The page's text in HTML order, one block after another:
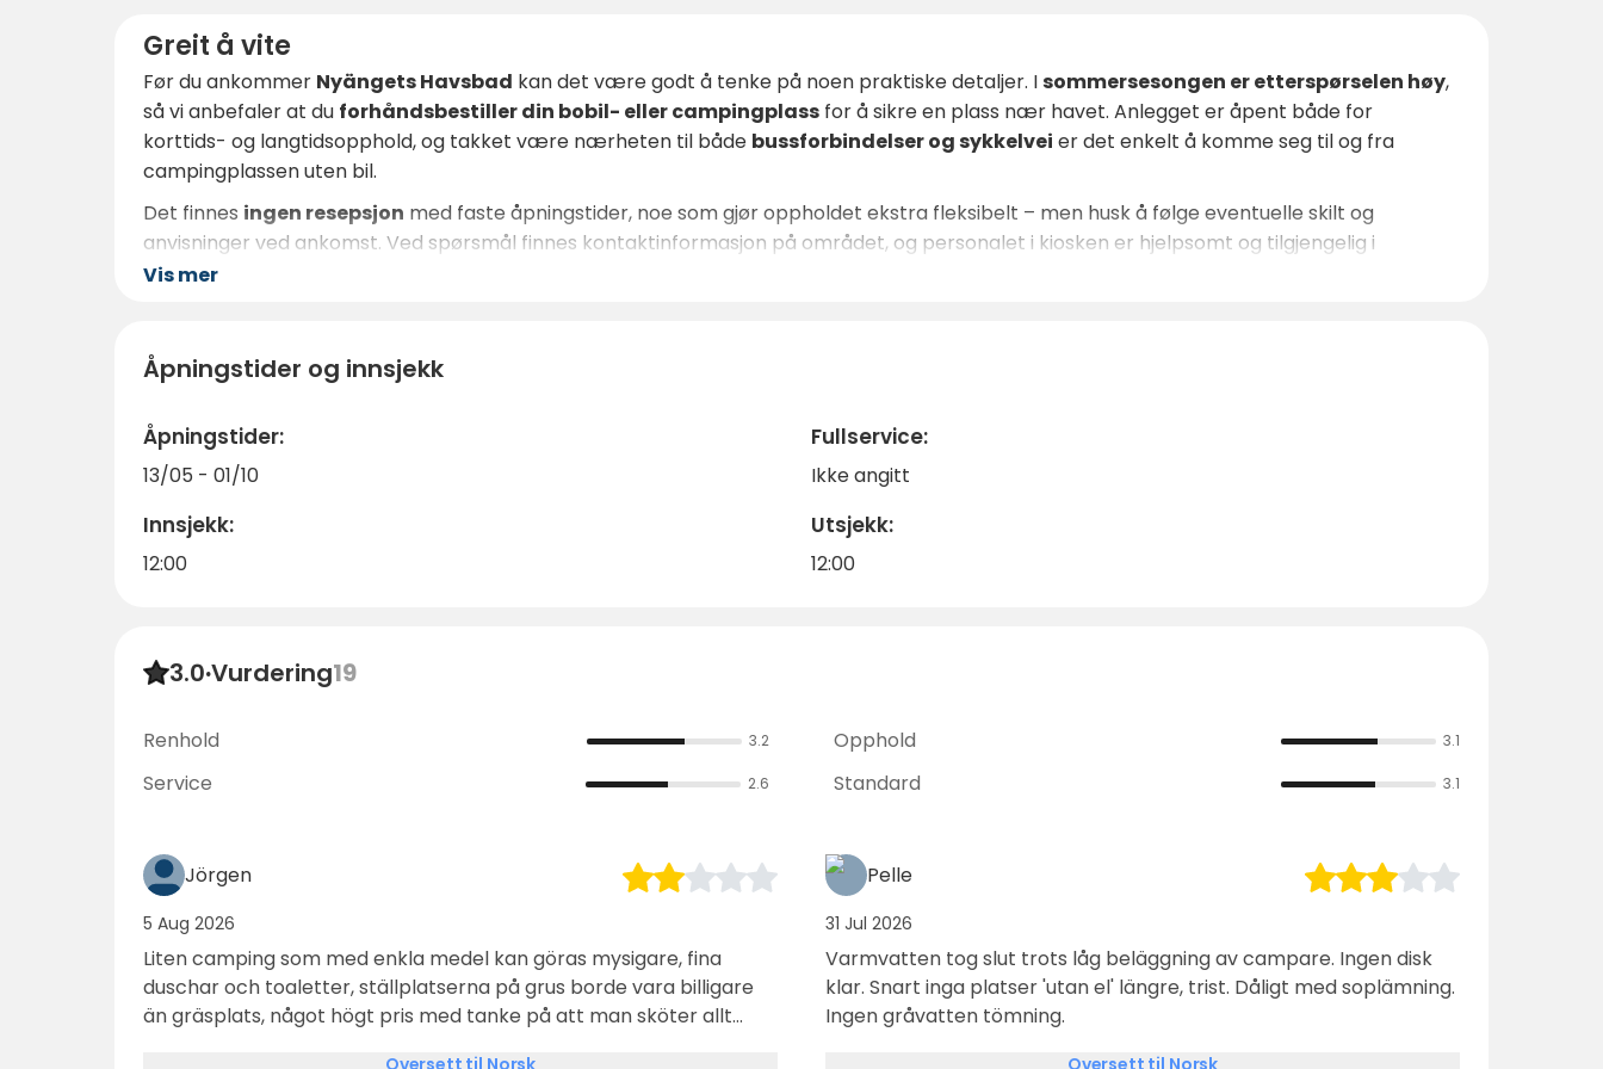
Greit å vite
Før du ankommer Nyängets Havsbad kan det være godt å tenke på noen praktiske detaljer. I sommersesongen er etterspørselen høy,
så vi anbefaler at du forhåndsbestiller din bobil- eller campingplass for å sikre en plass nær havet. Anlegget er åpent både for
korttids- og langtidsopphold, og takket være nærheten til både bussforbindelser og sykkelvei er det enkelt å komme seg til og fra
campingplassen uten bil.
Det finnes ingen resepsjon med faste åpningstider, noe som gjør oppholdet ekstra fleksibelt – men husk å følge eventuelle skilt og
anvisninger ved ankomst. Ved spørsmål finnes kontaktinformasjon på området, og personalet i kiosken er hjelpsomt og tilgjengelig i
høysesongen.
Uansett om du kommer hit for et bad, en helg med familien, en lengre ferie eller en vintertur på isen – er
lengte tilbake til.Bestill din plass i dag og opplev det beste av både havet og Höga Kusten!
Vis mer
Åpningstider og innsjekk
Åpningstider:
13/05 - 01/10
Fullservice:
Ikke angitt
Innsjekk:
12:00
Utsjekk:
12:00
3.0·Vurdering19
Renhold 3.2 Opphold 3.1
Service 2.6 Standard 3.1
Jörgen
5 Aug 2026
Liten camping som med enkla medel kan göras mysigare, fina
duschar och toaletter, ställplatserna på grus borde vara billigare
än gräsplats, något högt pris med tanke på att man sköter allt
Pelle
31 Jul 2026
Varmvatten tog slut trots låg beläggning av campare. Ingen disk
klar. Snart inga platser 'utan el' längre, trist. Dåligt med soplämning.
Ingen gråvatten tömning.